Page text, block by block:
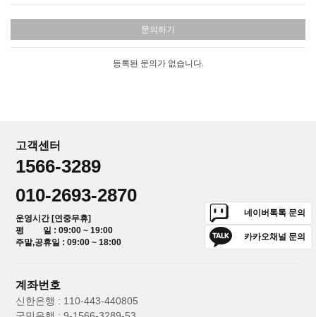
문의하기
등록된 문의가 없습니다.
고객센터
1566-3289
010-2693-2870
운영시간 [연중무휴]
평 일 : 09:00 ~ 19:00
주말,공휴일 : 09:00 ~ 18:00
네이버톡톡 문의
카카오채널 문의
계좌번호
신한은행 : 110-443-440805